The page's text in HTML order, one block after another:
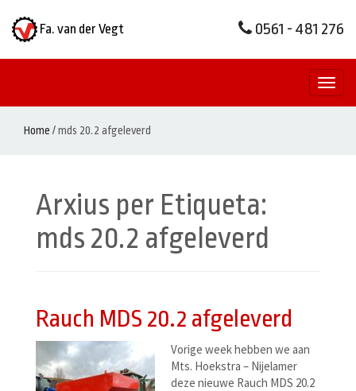
Fa. van der Vegt 0561 - 481 276
Home /mds 20.2 afgeleverd
Arxius per Etiqueta:
mds 20.2 afgeleverd
Rauch MDS 20.2 afgeleverd
Vorige week hebben we aan
Mts. Hoekstra – Nijelamer
deze nieuwe Rauch MDS 20.2